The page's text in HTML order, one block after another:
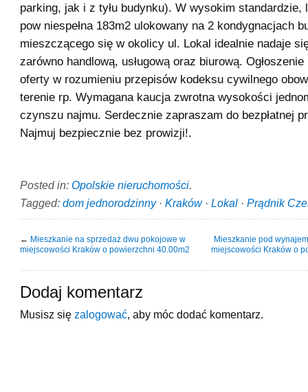
parking, jak i z tyłu budynku). W wysokim standardzie,
pow niespełna 183m2 ulokowany na 2 kondygnacjach
mieszczącego się w okolicy ul. Lokal idealnie nadaje
zarówno handlową, usługową oraz biurową.
oferty w rozumieniu przepisów kodeksu cywilnego
terenie rp. Wymagana kaucja zwrotna wysokości
czynszu najmu. Serdecznie zapraszam do bezpłatnej
Najmuj bezpiecznie bez prowizji!.
Posted in: Opolskie nieruchomości.
Tagged: dom jednorodzinny· Kraków· Lokal · Prądnik
← Mieszkanie na sprzedaż dwu pokojowe w
miejscowości Kraków o powierzchni 40.00m2
Mieszkanie pod
miejscowości Kraków o
Dodaj komentarz
Musisz się zalogować , aby móc dodać komentarz.